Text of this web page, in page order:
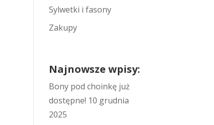
Sylwetki i fasony
Zakupy
Najnowsze wpisy:
Bony pod choinkę już
dostępne! 10 grudnia
2025